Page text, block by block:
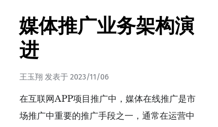
媒体推广业务架构演
进
王玉翔 发表于 2023/11/06
在互联网APP项目推广中，媒体在线推广是市
场推广中重要的推广手段之一，通常在运营中